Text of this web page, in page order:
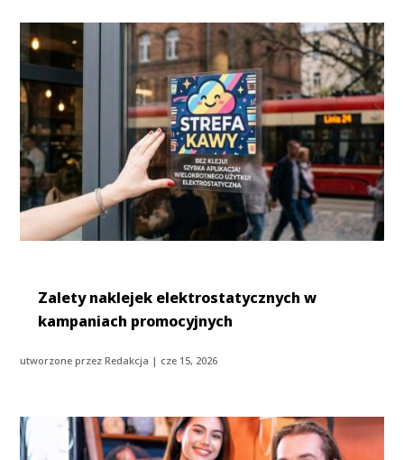
Zalety naklejek elektrostatycznych w
kampaniach promocyjnych
utworzone przezRedakcja | cze 15, 2026